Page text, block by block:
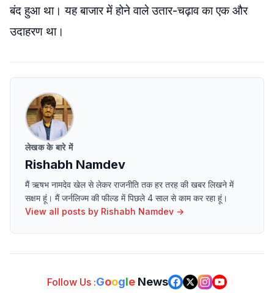
बंद हुआ था। यह बाजार में होने वाले उतार-चढ़ाव का एक और
उदाहरण था।
लेखक के बारे में
Rishabh Namdev
मैं ऋषभ नामदेव खेल से लेकर राजनीति तक हर तरह की खबर लिखने में
सक्षम हूं। मैं जर्नलिज्म की फील्ड में पिछले 4 साल से काम कर रहा हूं।
View all posts by Rishabh Namdev →
Follow Us :Google News